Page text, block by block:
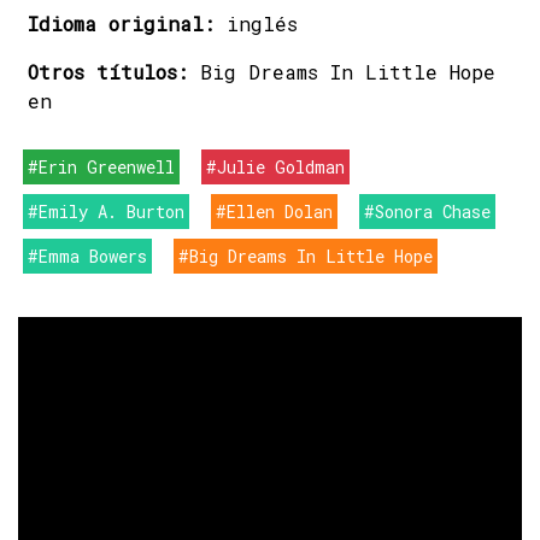
Idioma original: inglés
Otros títulos: Big Dreams In Little Hope
en
#Erin Greenwell
#Julie Goldman
#Emily A. Burton
#Ellen Dolan
#Sonora Chase
#Emma Bowers
#Big Dreams In Little Hope